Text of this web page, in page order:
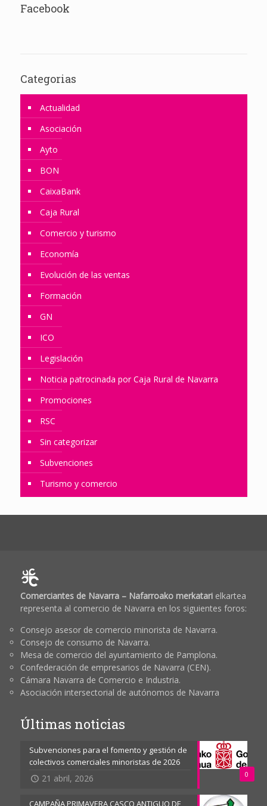
Facebook
Categorias
Actualidad
Asociación
Ayto
BON
CaixaBank
Caja Rural
Comercio y turismo
Economía
Evolución de las ventas
Formación
GN
ICO
Legislación
Noticia patrocinada por Caja Rural de Navarra
Promociones
RSC
Sin categorizar
Subvenciones
Turismo y comercio
Comerciantes de Navarra – Nafarroako merkatarielkartea
representa al comercio de Navarra en los siguientes foros:
Consejo asesor de comercio minorista de Navarra.
Consejo de consumo de Navarra.
Mesa de comercio del ayuntamiento de Pamplona.
Confederación de empresarios de Navarra (CEN).
Cámara Navarra de Comercio e Industria.
Asociación intersectorial de autónomos de Navarra
Últimas noticias
0
Subvenciones para el fomento y gestión de
colectivos comerciales minoristas de 2026
21 abril, 2026
CAMPAÑA PRIMAVERA CASCO ANTIGUO DE